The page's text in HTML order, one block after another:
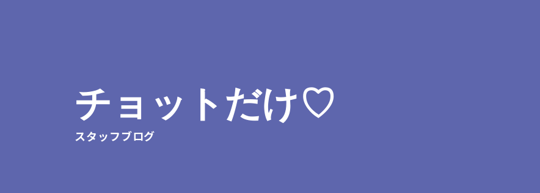
チョットだけ♡
スタッフブログ